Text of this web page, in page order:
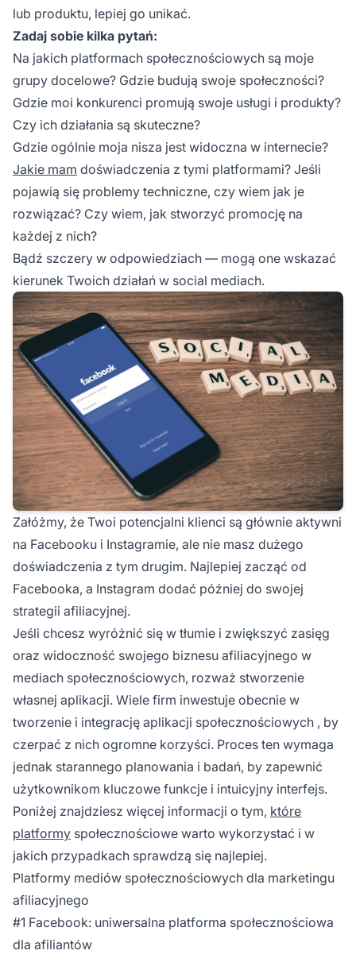
lub produktu, lepiej go unikać.
Zadaj sobie kilka pytań:
Na jakich platformach społecznościowych są moje
grupy docelowe? Gdzie budują swoje społeczności?
Gdzie moi konkurenci promują swoje usługi i produkty?
Czy ich działania są skuteczne?
Gdzie ogólnie moja nisza jest widoczna w internecie?
Jakie mam doświadczenia z tymi platformami? Jeśli
pojawią się problemy techniczne, czy wiem jak je
rozwiązać? Czy wiem, jak stworzyć promocję na
każdej z nich?
Bądź szczery w odpowiedziach — mogą one wskazać
kierunek Twoich działań w social mediach.
Załóżmy, że Twoi potencjalni klienci są głównie aktywni
na Facebooku i Instagramie, ale nie masz dużego
doświadczenia z tym drugim. Najlepiej zacząć od
Facebooka, a Instagram dodać później do swojej
strategii afiliacyjnej.
Jeśli chcesz wyróżnić się w tłumie i zwiększyć zasięg
oraz widoczność swojego biznesu afiliacyjnego w
mediach społecznościowych, rozważ stworzenie
własnej aplikacji. Wiele firm inwestuje obecnie w
tworzenie i integrację aplikacji społecznościowych , by
czerpać z nich ogromne korzyści. Proces ten wymaga
jednak starannego planowania i badań, by zapewnić
użytkownikom kluczowe funkcje i intuicyjny interfejs.
Poniżej znajdziesz więcej informacji o tym, które
platformy społecznościowe warto wykorzystać i w
jakich przypadkach sprawdzą się najlepiej.
Platformy mediów społecznościowych dla marketingu
afiliacyjnego
#1 Facebook: uniwersalna platforma społecznościowa
dla afiliantów